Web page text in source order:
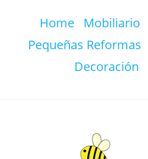
Home Mobiliario
Pequeñas Reformas
Decoración